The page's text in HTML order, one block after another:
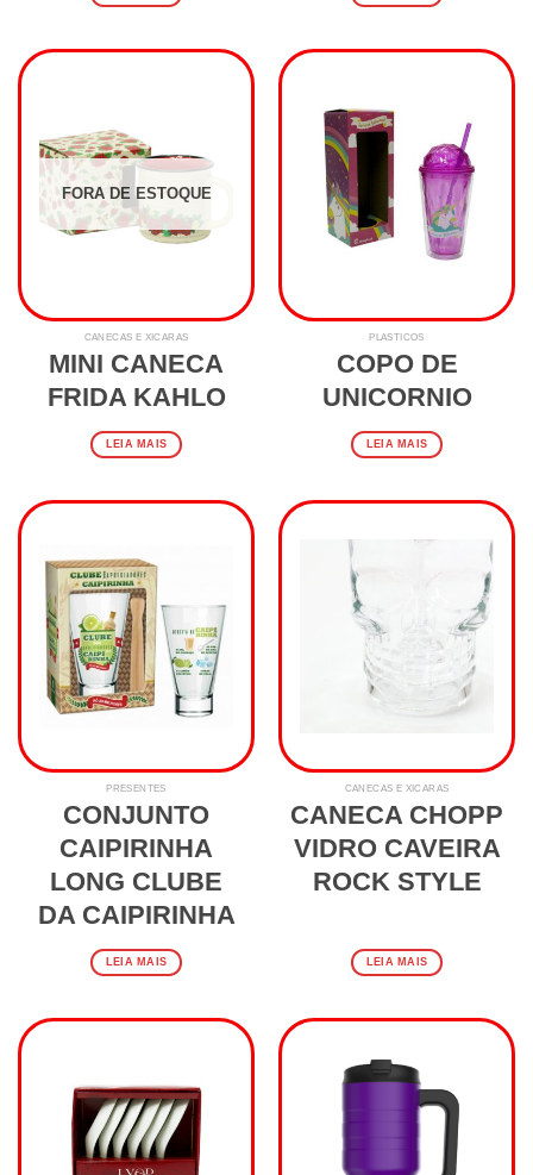
FORA DE ESTOQUE
CANECAS E XÍCARAS
MINI CANECA
FRIDA KAHLO
LEIA MAIS
PLASTICOS
COPO DE
UNICORNIO
LEIA MAIS
PRESENTES
CONJUNTO
CAIPIRINHA
LONG CLUBE
DA CAIPIRINHA
LEIA MAIS
CANECAS E XÍCARAS
CANECA CHOPP
VIDRO CAVEIRA
ROCK STYLE
LEIA MAIS